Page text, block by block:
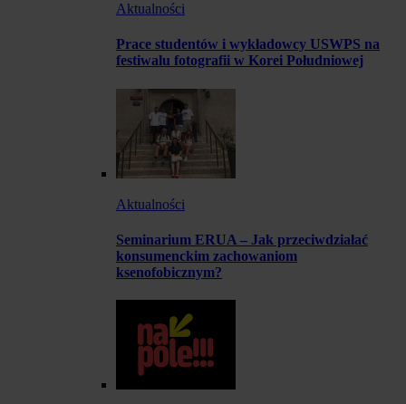
Aktualności
Prace studentów i wykładowcy USWPS na
festiwalu fotografii w Korei Południowej
Aktualności
Seminarium ERUA – Jak przeciwdziałać
konsumenckim zachowaniom
ksenofobicznym?